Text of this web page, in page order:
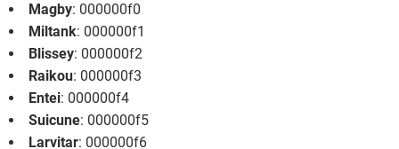
Magby: 000000f0
Miltank: 000000f1
Blissey: 000000f2
Raikou: 000000f3
Entei: 000000f4
Suicune: 000000f5
Larvitar: 000000f6